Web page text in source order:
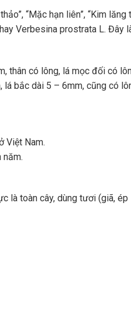
“Mặc hạn liên”, “Kim lăng
Verbesina prostrata L.
thân có lông, lá mọc đối có
bắc dài 5 – 6mm, cũng có
Việt Nam.
năm.
là toàn cây, dùng tươi (giã,